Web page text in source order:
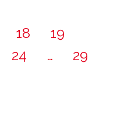
18
19
24 …
29